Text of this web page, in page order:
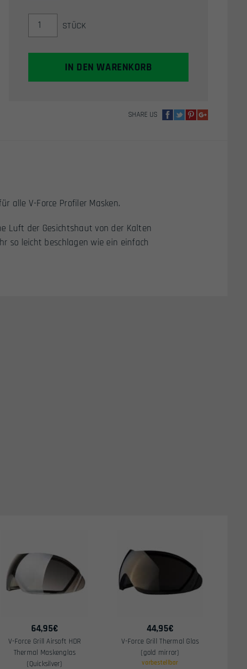
FORCE
THERMAL
STÜCK
IN DEN WARENKORB
SHARE US
alle V-Force Profiler Masken.
Luft der Gesichtshaut von der Kalten
so leicht beschlagen wie ein einfach
64,95€
V-Force Grill Airsoft HDR
Thermal Maskenglas
(Quicksilver)
44,95€
V-Force Grill Thermal Glas
(gold mirror)
vorbestellbar